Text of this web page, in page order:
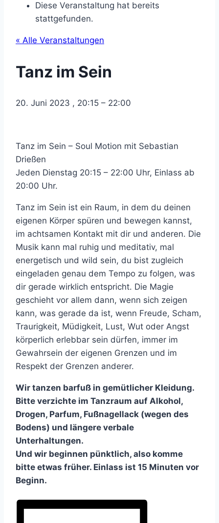
Diese Veranstaltung hat bereits
stattgefunden.
« Alle Veranstaltungen
Tanz im Sein
20. Juni 2023 , 20:15 – 22:00
Tanz im Sein – Soul Motion mit Sebastian
Drießen
Jeden Dienstag 20:15 – 22:00 Uhr, Einlass ab
20:00 Uhr.
Tanz im Sein ist ein Raum, in dem du deinen
eigenen Körper spüren und bewegen kannst,
im achtsamen Kontakt mit dir und anderen. Die
Musik kann mal ruhig und meditativ, mal
energetisch und wild sein, du bist zugleich
eingeladen genau dem Tempo zu folgen, was
dir gerade wirklich entspricht. Die Magie
geschieht vor allem dann, wenn sich zeigen
kann, was gerade da ist, wenn Freude, Scham,
Traurigkeit, Müdigkeit, Lust, Wut oder Angst
körperlich erlebbar sein dürfen, immer im
Gewahrsein der eigenen Grenzen und im
Respekt der Grenzen anderer.
Wir tanzen barfuß in gemütlicher Kleidung.
Bitte verzichte im Tanzraum auf Alkohol,
Drogen, Parfum, Fußnagellack (wegen des
Bodens) und längere verbale
Unterhaltungen.
Und wir beginnen pünktlich, also komme
bitte etwas früher. Einlass ist 15 Minuten vor
Beginn.